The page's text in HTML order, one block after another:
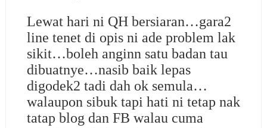
Lewat hari ni QH bersiaran…gara2
line tenet di opis ni ade problem lak
sikit…boleh anginn satu badan tau
dibuatnye…nasib baik lepas
digodek2 tadi dah ok semula…
walaupon sibuk tapi hati ni tetap nak
tatap blog dan FB walau cuma